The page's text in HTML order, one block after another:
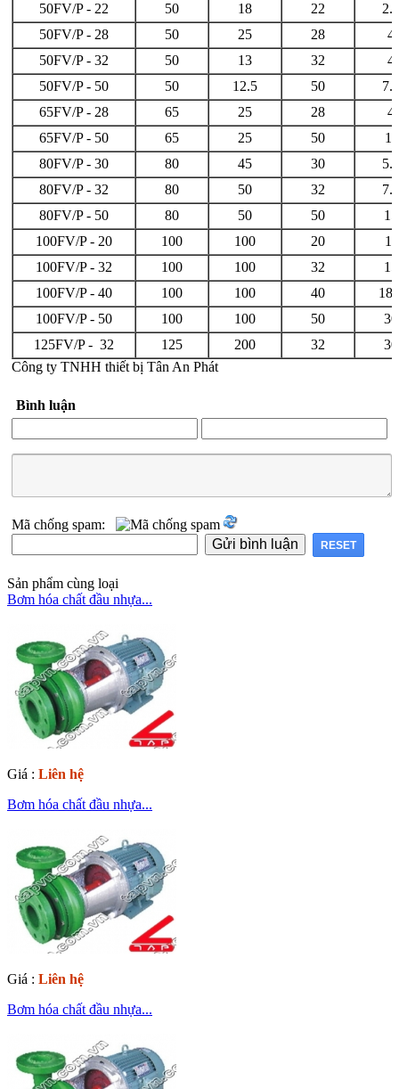
50FV/P - 22 50 18 22
2.2
50FV/P - 28
50 25 28
4
50FV/P - 32
50 13 32
4
50FV/P - 50
50 12.5 50
7.5
65FV/P - 28
65 25 28
4
65FV/P - 50
65 25 50
11
80FV/P - 30
80 45 30
5.5
80FV/P - 32
80 50 32
7.5
80FV/P - 50
80 50 50
15
100FV/P - 20
100 100 20
11
100FV/P - 32
100 100 32
15
100FV/P - 40
100 100 40
100FV/P - 50
100 100 50
30
125FV/P - 32
125 200 32
30
Công ty TNHH thiết bị Tân An Phát
Bình luận
Mã chống spam:
Sản phẩm cùng loại
Bơm hóa chất đầu nhựa...
Giá : Liên hệ
Bơm hóa chất đầu nhựa...
Giá : Liên hệ
Bơm hóa chất đầu nhựa...